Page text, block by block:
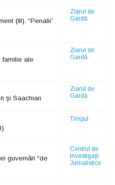
(III). “Penalii”
Ziarul de
Gardă
familie ale
Ziarul de
Gardă
şi Saachian
Ziarul de
Gardă
Timpul
guvernări “de
Centrul de
Investigaţii
Jurnalistice